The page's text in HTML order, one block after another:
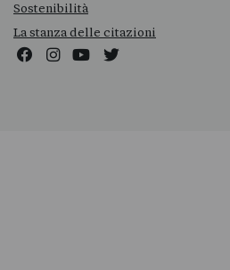
Sostenibilità
La stanza delle citazioni